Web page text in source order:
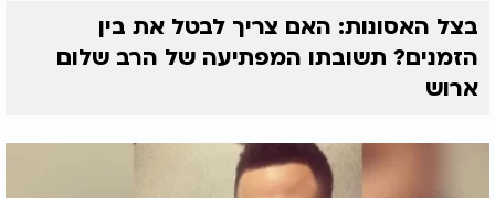
בצל האסונות: האם צריך לבטל את בין
הזמנים? תשובתו המפתיעה של הרב שלום
ארוש